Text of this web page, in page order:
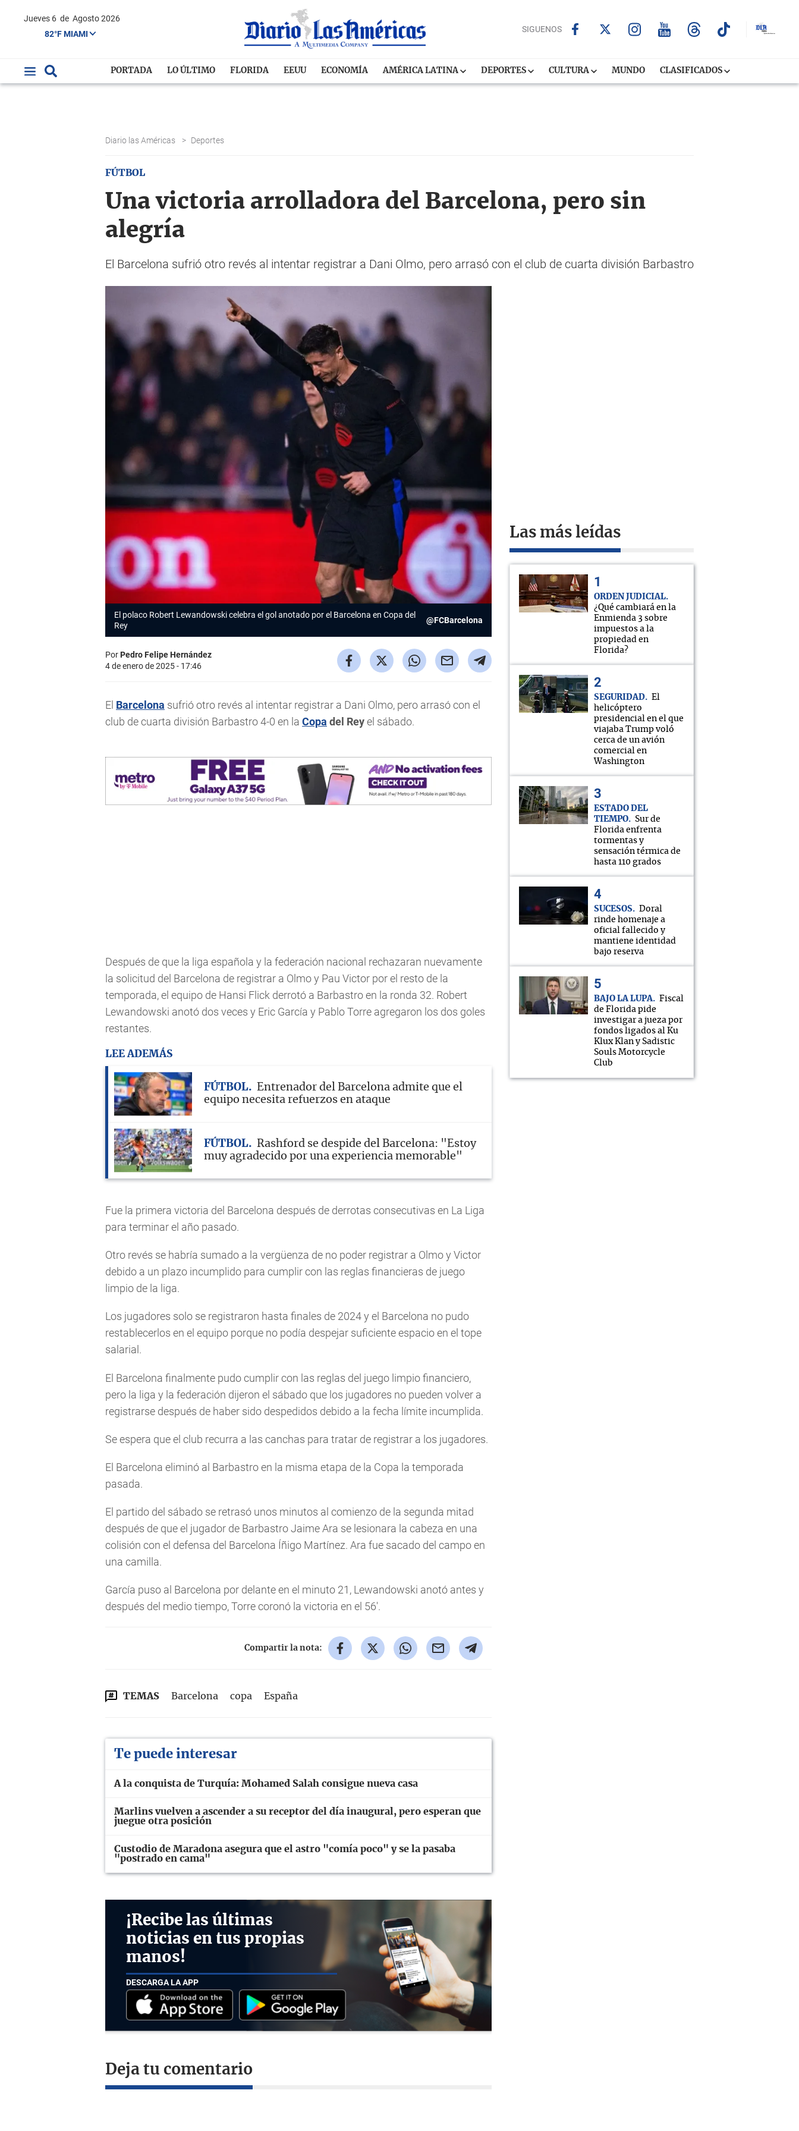
Jueves 6 de Agosto 2026
82°F MIAMI
SIGUENOS
PORTADA LO ÚLTIMO FLORIDA EEUU ECONOMÍA AMÉRICA LATINA DEPORTES CULTURA MUNDO CLASIFICADOS
Diario las Américas > Deportes
FÚTBOL
Una victoria arrolladora del Barcelona, pero sin
alegría
El Barcelona sufrió otro revés al intentar registrar a Dani Olmo, pero arrasó con el club de cuarta división Barbastro
El polaco Robert Lewandowski celebra el gol anotado por el Barcelona en Copa del
Rey
@FCBarcelona
PorPedro Felipe Hernández
4 de enero de 2025 - 17:46
El Barcelona sufrió otro revés al intentar registrar a Dani Olmo, pero arrasó con el
club de cuarta división Barbastro 4-0 en la Copa del Reyel sábado.
Después de que la liga española y la federación nacional rechazaran nuevamente
la solicitud del Barcelona de registrar a Olmo y Pau Victor por el resto de la
temporada, el equipo de Hansi Flick derrotó a Barbastro en la ronda 32. Robert
Lewandowski anotó dos veces y Eric García y Pablo Torre agregaron los dos goles
restantes.
LEE ADEMÁS
FÚTBOL
Entrenador del Barcelona admite que el
equipo necesita refuerzos en ataque
FÚTBOL
Rashford se despide del Barcelona: "Estoy
muy agradecido por una experiencia memorable"
Fue la primera victoria del Barcelona después de derrotas consecutivas en La Liga
para terminar el año pasado.
Otro revés se habría sumado a la vergüenza de no poder registrar a Olmo y Victor
debido a un plazo incumplido para cumplir con las reglas financieras de juego
limpio de la liga.
Los jugadores solo se registraron hasta finales de 2024 y el Barcelona no pudo
restablecerlos en el equipo porque no podía despejar suficiente espacio en el tope
salarial.
El Barcelona finalmente pudo cumplir con las reglas del juego limpio financiero,
pero la liga y la federación dijeron el sábado que los jugadores no pueden volver a
registrarse después de haber sido despedidos debido a la fecha límite incumplida.
Se espera que el club recurra a las canchas para tratar de registrar a los jugadores.
El Barcelona eliminó al Barbastro en la misma etapa de la Copa la temporada
pasada.
El partido del sábado se retrasó unos minutos al comienzo de la segunda mitad
después de que el jugador de Barbastro Jaime Ara se lesionara la cabeza en una
colisión con el defensa del Barcelona Íñigo Martínez. Ara fue sacado del campo en
una camilla.
García puso al Barcelona por delante en el minuto 21, Lewandowski anotó antes y
después del medio tiempo, Torre coronó la victoria en el 56'.
Compartir la nota:
TEMAS Barcelona copa España
Te puede interesar
A la conquista de Turquía: Mohamed Salah consigue nueva casa
Marlins vuelven a ascender a su receptor del día inaugural, pero esperan que
juegue otra posición
Custodio de Maradona asegura que el astro "comía poco" y se la pasaba
"postrado en cama"
¡Recibe las últimas
noticias en tus propias
manos!
DESCARGA LA APP
Deja tu comentario
Las más leídas
ORDEN JUDICIAL
¿Qué cambiará en la
Enmienda 3 sobre
impuestos a la
propiedad en
Florida?
SEGURIDAD
El
helicóptero
presidencial en el que
viajaba Trump voló
cerca de un avión
comercial en
Washington
ESTADO DEL
TIEMPO
Sur de
Florida enfrenta
tormentas y
sensación térmica de
hasta 110 grados
SUCESOS
Doral
rinde homenaje a
oficial fallecido y
mantiene identidad
bajo reserva
BAJO LA LUPA
Fiscal
de Florida pide
investigar a jueza por
fondos ligados al Ku
Klux Klan y Sadistic
Souls Motorcycle
Club